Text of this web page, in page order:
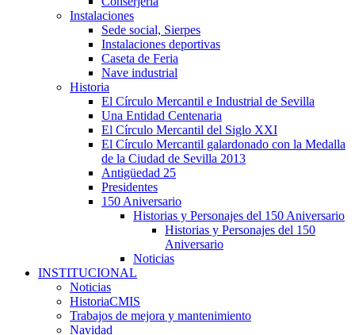
Instalaciones
Sede social, Sierpes
Instalaciones deportivas
Caseta de Feria
Nave industrial
Historia
El Círculo Mercantil e Industrial de Sevilla
Una Entidad Centenaria
El Círculo Mercantil del Siglo XXI
El Círculo Mercantil galardonado con la Medalla
de la Ciudad de Sevilla 2013
Antigüedad 25
Presidentes
150 Aniversario
Historias y Personajes del 150 Aniversario
Historias y Personajes del 150
Aniversario
Noticias
INSTITUCIONAL
Noticias
HistoriaCMIS
Trabajos de mejora y mantenimiento
Navidad